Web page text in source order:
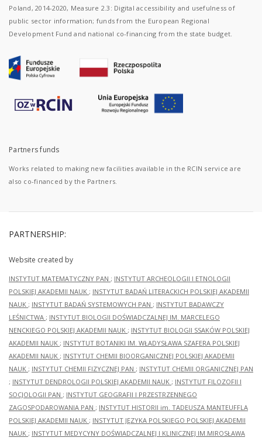
Poland, 2014-2020, Measure 2.3: Digital accessibility and usefulness of
public sector information; funds from the European Regional
Development Fund and national co-financing from the state budget.
Partners funds
Works related to making new facilities available in the RCIN service are
also co-financed by the Partners.
PARTNERSHIP:
Website created by
INSTYTUT MATEMATYCZNY PAN ; INSTYTUT ARCHEOLOGII I ETNOLOGII
POLSKIEJ AKADEMII NAUK ; INSTYTUT BADAŃ LITERACKICH POLSKIEJ AKADEMII
NAUK ; INSTYTUT BADAŃ SYSTEMOWYCH PAN ; INSTYTUT BADAWCZY
LEŚNICTWA ; INSTYTUT BIOLOGII DOŚWIADCZALNEJ IM. MARCELEGO
NENCKIEGO POLSKIEJ AKADEMII NAUK ; INSTYTUT BIOLOGII SSAKÓW POLSKIEJ
AKADEMII NAUK ; INSTYTUT BOTANIKI IM. WŁADYSŁAWA SZAFERA POLSKIEJ
AKADEMII NAUK ; INSTYTUT CHEMII BIOORGANICZNEJ POLSKIEJ AKADEMII
NAUK ; INSTYTUT CHEMII FIZYCZNEJ PAN ; INSTYTUT CHEMII ORGANICZNEJ PAN
; INSTYTUT DENDROLOGII POLSKIEJ AKADEMII NAUK ; INSTYTUT FILOZOFII I
SOCJOLOGII PAN ; INSTYTUT GEOGRAFII I PRZESTRZENNEGO
ZAGOSPODAROWANIA PAN ; INSTYTUT HISTORII im. TADEUSZA MANTEUFFLA
POLSKIEJ AKADEMII NAUK ; INSTYTUT JĘZYKA POLSKIEGO POLSKIEJ AKADEMII
NAUK ; INSTYTUT MEDYCYNY DOŚWIADCZALNEJ I KLINICZNEJ IM.MIROSŁAWA